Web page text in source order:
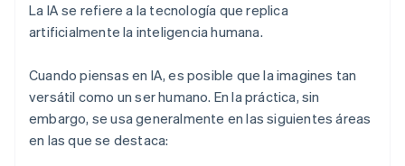
La IA se refiere a la tecnología que replica
artificialmente la inteligencia humana.
Cuando piensas en IA, es posible que la imagines tan
versátil como un ser humano. En la práctica, sin
embargo, se usa generalmente en las siguientes áreas
en las que se destaca: